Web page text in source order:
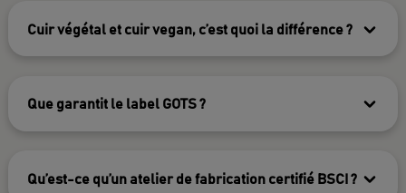
Cuir végétal et cuir vegan, c’est quoi la différence ?
Que garantit le label GOTS ?
Qu’est-ce qu’un atelier de fabrication certifié BSCI ?